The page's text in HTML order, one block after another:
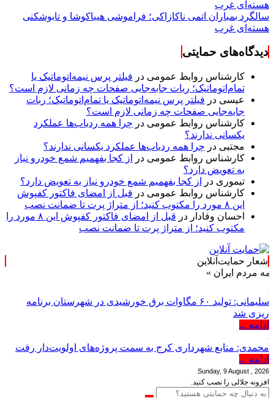
سالگرد بمباران اتمی ناکازاکی؛ فراموشی هیباکوشا و تابوشکنی
هسته‌ای غرب
دیدگاه‌های حمایتی
کارشناس روابط عمومی در فیلتر پرس نیمه‌اتوماتیک یا
تمام‌اتوماتیک؛ ربات جابه‌جایی صفحات چه زمانی لازم است؟
عیسی در فیلتر پرس نیمه‌اتوماتیک یا تمام‌اتوماتیک؛ ربات
جابه‌جایی صفحات چه زمانی لازم است؟
کارشناس روابط عمومی در چرا همه ردیاب‌ها عملکرد
یکسانی ندارند؟
مجتبی در چرا همه ردیاب‌ها عملکرد یکسانی ندارند؟
کارشناس روابط عمومی در
از کجا بفهمیم شمع خودرو نیاز
به تعویض دارد؟
تیموری در
از کجا بفهمیم شمع خودرو نیاز به تعویض دارد؟
کارشناس روابط عمومی در قبل از امضای فاکتور کفپوش
این ۸ مورد را مکتوب کنید؛ از متراژ پرت تا ضمانت نصب
احسان وفادار در
قبل از امضای فاکتور کفپوش این ۸ مورد را
مکتوب کنید؛ از متراژ پرت تا ضمانت نصب
شعار حمایت‌آنلاین
ایران »
سلیمانی: تولید ۶۰ مگاوات برق خورشیدی در شهرستان برنامه
ریزی شد
ادامه ...
محمدی: منابع شهرداری کرج به سمت پروژه‌های اولویت‌دار رفت
ادامه ...
Sunday, 9 August , 2026
افزونه جلالی را نصب کنید.